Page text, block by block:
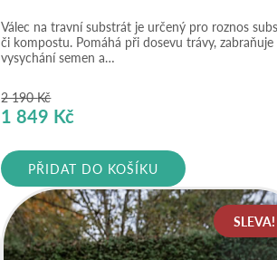
Válec na travní substrát je určený pro roznos
či kompostu. Pomáhá při dosevu trávy, zabraňuje
vysychání semen a…
2 190Kč
Původní
byla:
2
190 Kč.
1 849 Kč
je:
1
849 Kč.
PŘIDAT DO KOŠÍKU
SLEVA!